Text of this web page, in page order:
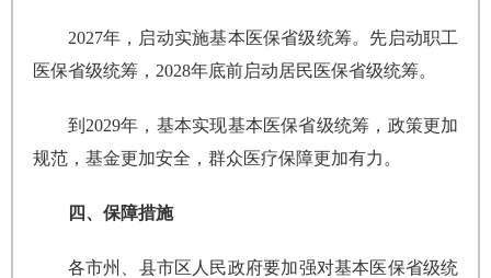
2027年，启动实施基本医保省级统筹。先启动职工
医保省级统筹，2028年底前启动居民医保省级统筹。
到2029年，基本实现基本医保省级统筹，政策更加
规范，基金更加安全，群众医疗保障更加有力。
四、保障措施
各市州、县市区人民政府要加强对基本医保省级统